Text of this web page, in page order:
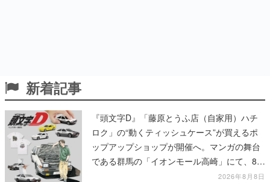
新着記事
『頭文字D』「藤原とうふ店（自家用）ハチ
ロク」の“動くティッシュケース”が買えるポ
ップアップショップが開催へ。マンガの舞台
である群馬の「イオンモール高崎」にて、8月
11日から8月20日までの期間限定で開催予定
2026年8月8日